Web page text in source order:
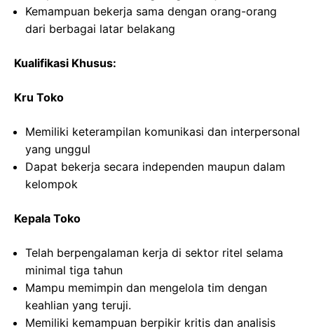
Kemampuan bekerja sama dengan orang-orang
dari berbagai latar belakang
Kualifikasi Khusus:
Kru Toko
Memiliki keterampilan komunikasi dan interpersonal
yang unggul
Dapat bekerja secara independen maupun dalam
kelompok
Kepala Toko
Telah berpengalaman kerja di sektor ritel selama
minimal tiga tahun
Mampu memimpin dan mengelola tim dengan
keahlian yang teruji.
Memiliki kemampuan berpikir kritis dan analisis